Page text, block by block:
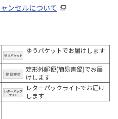
ンセルについて
ゆうパケットでお届けします
定形外郵便(簡易書留)でお届
けします
レターパックライトでお届け
します